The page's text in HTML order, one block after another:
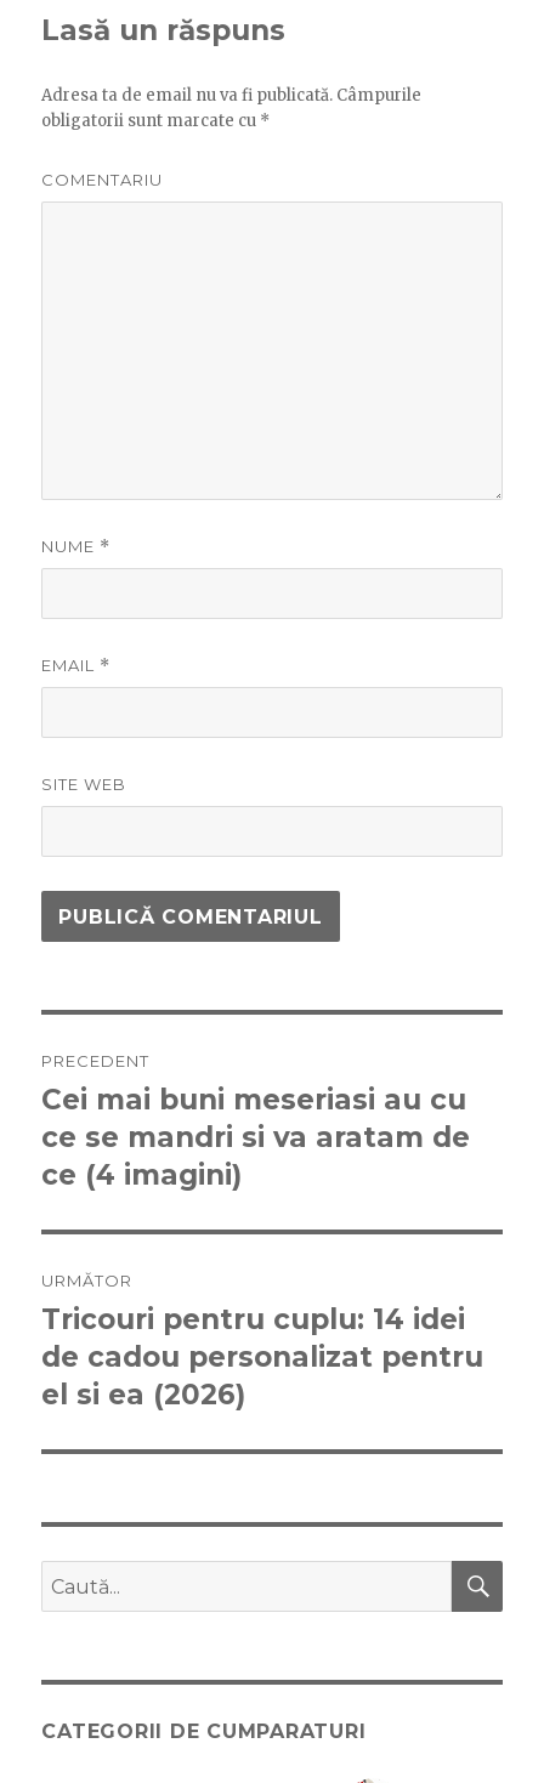
Lasă un răspuns
Adresa ta de email nu va fi publicată. Câmpurile
obligatorii sunt marcate cu *
COMENTARIU
NUME *
EMAIL *
SITE WEB
în
articole
PRECEDENT
Articolul
anterior:
Cei mai buni meseriasi au cu
ce se mandri si va aratam de
ce (4 imagini)
URMĂTOR
Articolul
următor:
Tricouri pentru cuplu: 14 idei
de cadou personalizat pentru
el si ea (2026)
Caută
după:
CATEGORII DE CUMPARATURI